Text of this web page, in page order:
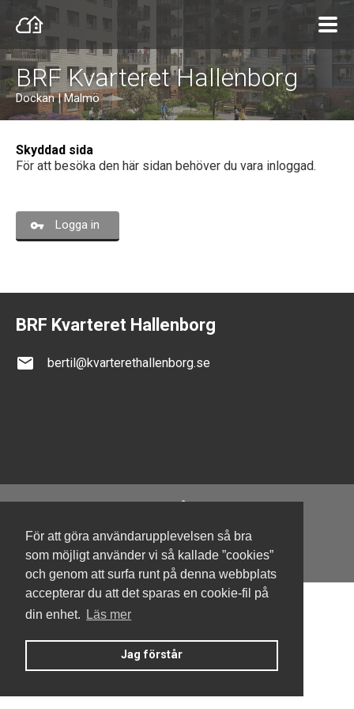
För att göra användarupplevelsen så bra
som möjligt använder vi så kallade ”cookies”
och genom att surfa runt på denna webbplats
accepterar du att det sparas en cookie-fil på
din enhet.
Läs mer
Jag förstår
BRF Kvarteret Hallenborg
Dockan | Malmö
Skyddad sida
För att besöka den här sidan behöver du vara inloggad.
Logga in
BRF Kvarteret Hallenborg
email bertil@kvarterethallenborg.se
Denna hemsida är byggd med Smart Brf ®